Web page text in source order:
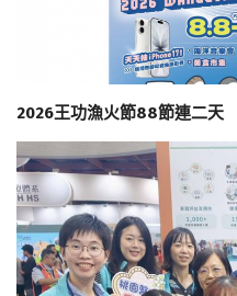
2026王功漁火節88節連二天